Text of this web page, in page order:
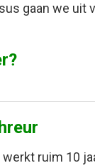
gaan we uit
ruim 10